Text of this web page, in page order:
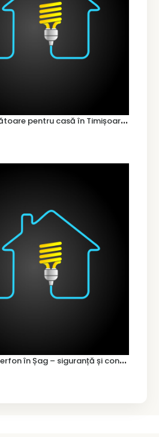
P
rize și întrerupătoare pentru casă în Timișoara – cum alegi variantele potrivite
M
ontaj videointerfon în Șag – siguranță și control pentru locuința ta